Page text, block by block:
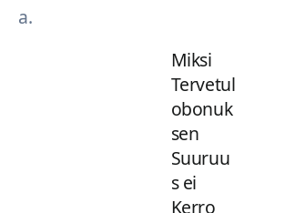
a.
Miksi
Tervetul
obonuk
sen
Suuruu
s ei
Kerro